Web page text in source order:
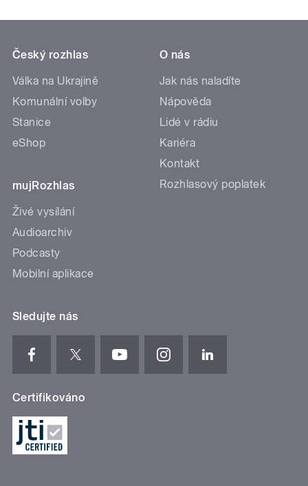
Český rozhlas
Válka na Ukrajině
Komunální volby
Stanice
eShop
mujRozhlas
Živé vysílání
Audioarchiv
Podcasty
Mobilní aplikace
O nás
Jak nás naladíte
Nápověda
Lidé v rádiu
Kariéra
Kontakt
Rozhlasový poplatek
Sledujte nás
Certifikováno